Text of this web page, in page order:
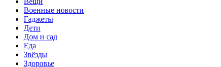
Военные новости
Гаджеты
Дети
Дом и сад
Еда
Звёзды
Здоровье